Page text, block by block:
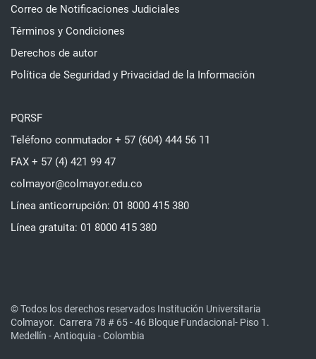
Correo de Notificaciones Judiciales
Términos y Condiciones
Derechos de autor
Política de Seguridad y Privacidad de la Información
PQRSF
Teléfono conmutador + 57 (604) 444 56 11
FAX + 57 (4) 421 99 47
colmayor@colmayor.edu.co
Línea anticorrupción: 01 8000 415 380
Línea gratuita: 01 8000 415 380
© Todos los derechos reservados Institución Universitaria
Colmayor. Carrera 78 # 65 - 46 Bloque Fundacional- Piso 1.
Medellín - Antioquia - Colombia